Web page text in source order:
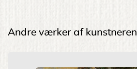
Andre værker af kunstneren